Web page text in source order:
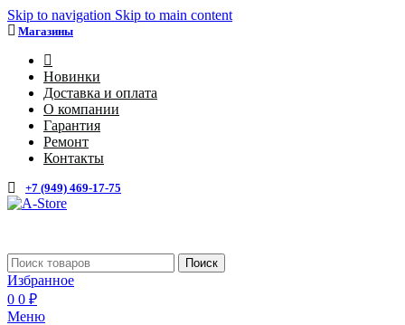
Skip to navigation Skip to main content
Магазины
Новинки
Доставка и оплата
О компании
Гарантия
Ремонт
Контакты
+7 (949) 469-17-75
Поиск
Избранное
0 0 ₽
Меню